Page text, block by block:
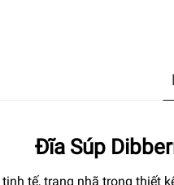
Đĩa Súp
tế, trang nhã trong thiết